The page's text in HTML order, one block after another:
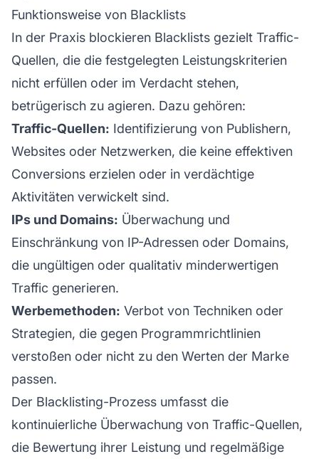
Funktionsweise von Blacklists
In der Praxis blockieren Blacklists gezielt Traffic-
Quellen, die die festgelegten Leistungskriterien
nicht erfüllen oder im Verdacht stehen,
betrügerisch zu agieren. Dazu gehören:
Traffic-Quellen: Identifizierung von Publishern,
Websites oder Netzwerken, die keine effektiven
Conversions erzielen oder in verdächtige
Aktivitäten verwickelt sind.
IPs und Domains: Überwachung und
Einschränkung von IP-Adressen oder Domains,
die ungültigen oder qualitativ minderwertigen
Traffic generieren.
Werbemethoden: Verbot von Techniken oder
Strategien, die gegen Programmrichtlinien
verstoßen oder nicht zu den Werten der Marke
passen.
Der Blacklisting-Prozess umfasst die
kontinuierliche Überwachung von Traffic-Quellen,
die Bewertung ihrer Leistung und regelmäßige